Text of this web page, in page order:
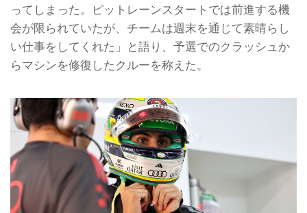
ってしまった。ピットレーンスタートでは前進する機
会が限られていたが、チームは週末を通じて素晴らし
い仕事をしてくれた」と語り、予選でのクラッシュか
らマシンを修復したクルーを称えた。